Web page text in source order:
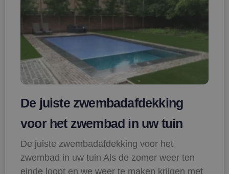
De juiste zwembadafdekking
voor het zwembad in uw tuin
De juiste zwembadafdekking voor het
zwembad in uw tuin Als de zomer weer ten
einde loopt en we weer te maken krijgen met